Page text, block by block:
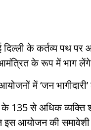
दिल्ली के कर्तव्य पथ
के रूप में भाग
में ‘जन
135 से अधिक व्यक्ति
इस आयोजन की